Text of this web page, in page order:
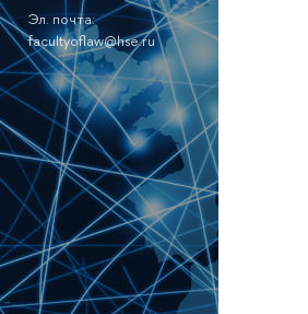
Эл. почта:
facultyoflaw@hse.ru